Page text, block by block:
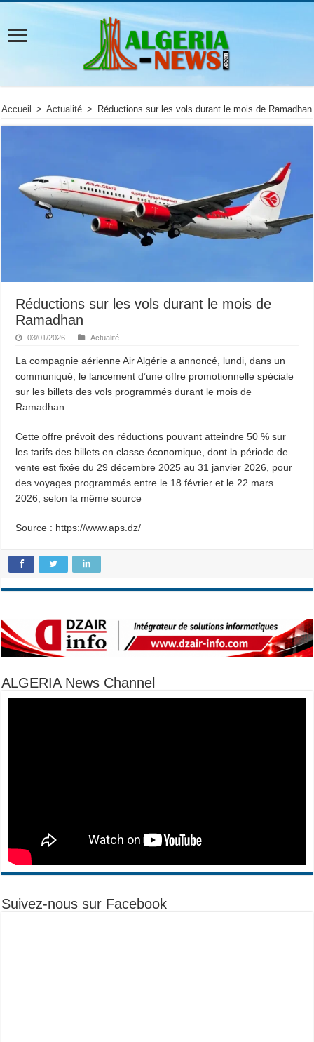
Accueil > Actualité > Réductions sur les vols durant le mois de Ramadhan
Réductions sur les vols durant le mois de
Ramadhan
03/01/2026 Actualité
La compagnie aérienne Air Algérie a annoncé, lundi, dans un
communiqué, le lancement d’une offre promotionnelle spéciale
sur les billets des vols programmés durant le mois de
Ramadhan.
Cette offre prévoit des réductions pouvant atteindre 50 % sur
les tarifs des billets en classe économique, dont la période de
vente est fixée du 29 décembre 2025 au 31 janvier 2026, pour
des voyages programmés entre le 18 février et le 22 mars
2026, selon la même source
Source : https://www.aps.dz/
ALGERIA News Channel
Suivez-nous sur Facebook